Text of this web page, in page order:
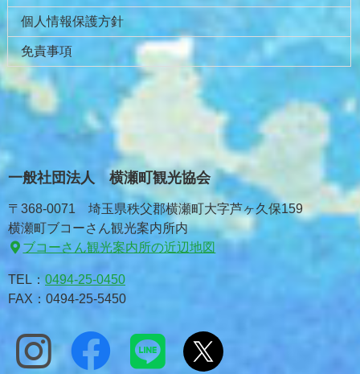
個人情報保護方針
免責事項
一般社団法人 横瀬町観光協会
〒368-0071 埼玉県秩父郡横瀬町大字芦ヶ久保159
横瀬町ブコーさん観光案内所内
ブコーさん観光案内所の近辺地図
TEL： 0494-25-0450
FAX：0494-25-5450